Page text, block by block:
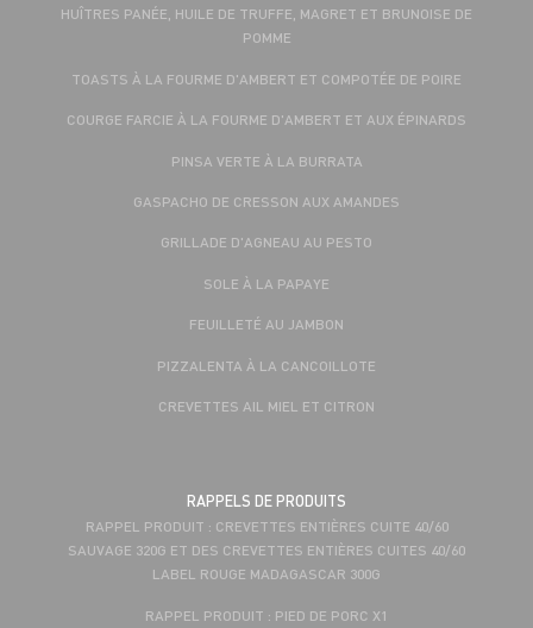
HUÎTRES PANÉE, HUILE DE TRUFFE, MAGRET ET BRUNOISE DE
POMME
TOASTS À LA FOURME D'AMBERT ET COMPOTÉE DE POIRE
COURGE FARCIE À LA FOURME D'AMBERT ET AUX ÉPINARDS
PINSA VERTE À LA BURRATA
GASPACHO DE CRESSON AUX AMANDES
GRILLADE D'AGNEAU AU PESTO
SOLE À LA PAPAYE
FEUILLETÉ AU JAMBON
PIZZALENTA À LA CANCOILLOTE
CREVETTES AIL MIEL ET CITRON
RAPPELS DE PRODUITS
RAPPEL PRODUIT : CREVETTES ENTIÈRES CUITE 40/60
SAUVAGE 320G ET DES CREVETTES ENTIÈRES CUITES 40/60
LABEL ROUGE MADAGASCAR 300G
RAPPEL PRODUIT : PIED DE PORC X1